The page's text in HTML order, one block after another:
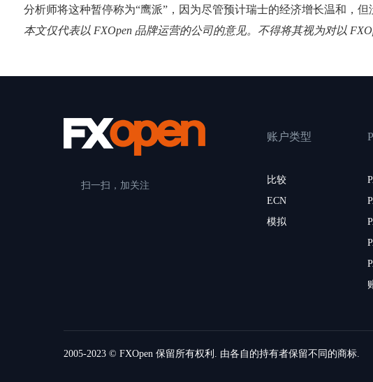
分析师将这种暂停称为“鹰派”，因为尽管预计瑞士的经济增长温和，但
本文仅代表以 FXOpen 品牌运营的公司的意见。不得将其视为对以
扫一扫，加关注
账户类型
比较
ECN
模拟
2005-2023 © FXOpen 保留所有权利. 由各自的持有者保留不同的商标.